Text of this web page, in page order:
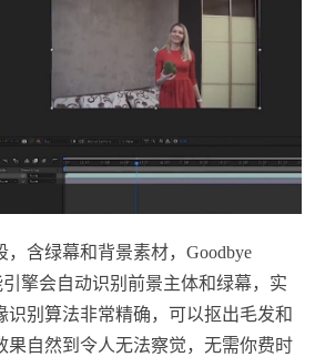
含绿幕和背景素材，Goodbye
引擎会自动识别前景主体和绿幕，实
识别算法非常精确，可以抠出毛发和
果自然到令人无法察觉，无需你费时